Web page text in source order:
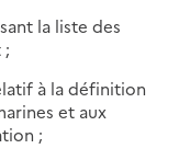
la liste des
;
à la définition
et aux
;